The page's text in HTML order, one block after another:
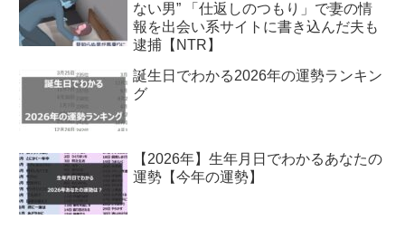
ない男” 「仕返しのつもり」で妻の情
報を出会い系サイトに書き込んだ夫も
逮捕【NTR】
誕生日でわかる2026年の運勢ランキン
グ
【2026年】生年月日でわかるあなたの
運勢【今年の運勢】